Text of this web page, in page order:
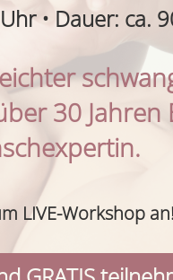
• Dauer: ca.
30
LIVE-Workshop